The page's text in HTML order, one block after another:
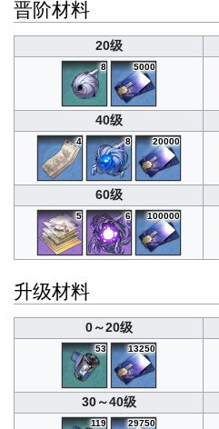
晋阶材料
20级
8 5000
40级
4 8 20000
60级
5 6 100000
升级材料
0～20级
53 13250
30～40级
119 29750